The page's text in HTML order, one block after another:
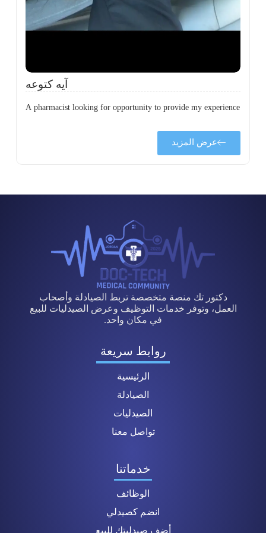
آيه كتوعه
A pharmacist looking for opportunity to provide my experience
عرض المزيد
دكتور تك منصة متخصصة تربط الصيادلة وأصحاب
العمل، وتوفر خدمات التوظيف وعرض الصيدليات للبيع
في مكان واحد.
روابط سريعة
الرئيسية
الصيادلة
الصيدليات
تواصل معنا
خدماتنا
الوظائف
انضم كصيدلي
أضف صيدليتك للبيع